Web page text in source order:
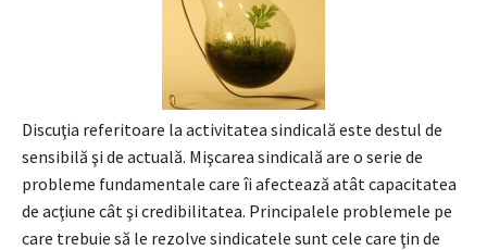
Discuţia referitoare la activitatea sindicală este destul de
sensibilă şi de actuală. Mişcarea sindicală are o serie de
probleme fundamentale care îi afectează atât capacitatea
de acţiune cât şi credibilitatea. Principalele problemele pe
care trebuie să le rezolve sindicatele sunt cele care ţin de